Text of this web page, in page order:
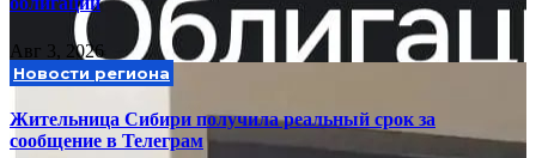
Авг 3, 2026
Новости региона
Жительница Сибири получила реальный срок за
сообщение в Телеграм